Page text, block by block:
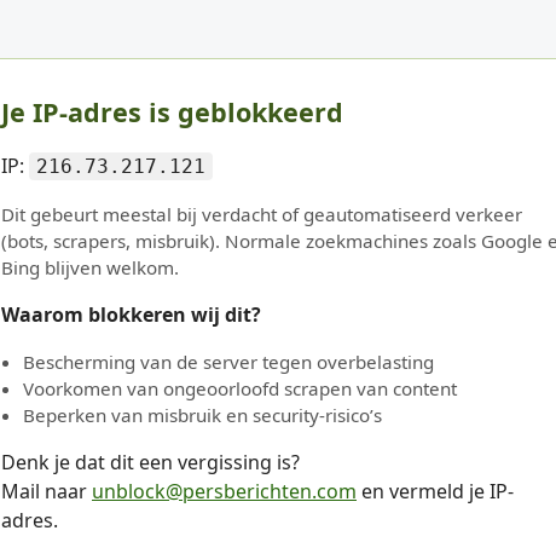
Je IP-adres is geblokkeerd
IP: 216.73.217.121
Dit gebeurt meestal bij verdacht of geautomatiseerd verkeer
(bots, scrapers, misbruik). Normale zoekmachines zoals Google
Bing blijven welkom.
Waarom blokkeren wij dit?
Bescherming van de server tegen overbelasting
Voorkomen van ongeoorloofd scrapen van content
Beperken van misbruik en security-risico’s
Denk je dat dit een vergissing is?
Mail naar unblock@persberichten.com en vermeld je IP-
adres.